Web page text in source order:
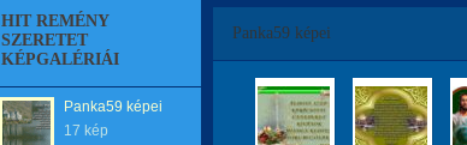
HIT REMÉNY
SZERETET
KÉPGALÉRIÁI
Panka59 képei
17 kép
Panka59 képei